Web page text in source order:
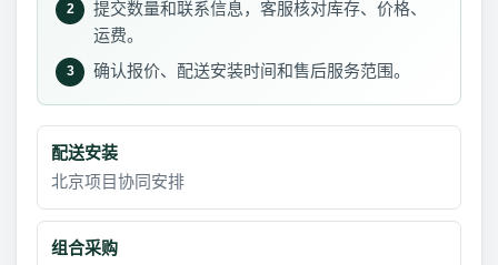
2
提交数量和联系信息，客服核对库存、价格、
运费。
3 确认报价、配送安装时间和售后服务范围。
配送安装
北京项目协同安排
组合采购